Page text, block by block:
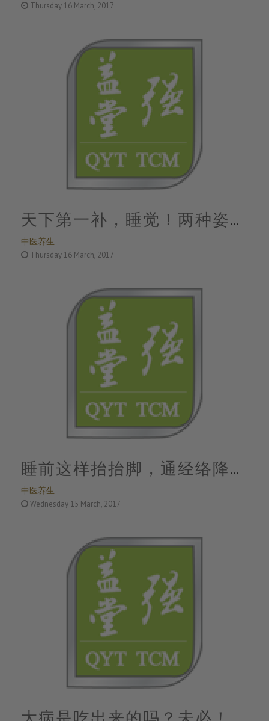
Thursday 16 March, 2017
中医养生
天下第一补，睡觉！两种姿势
竟能睡出奇效……万万没想
Thursday 16 March, 2017
中医养生
睡前这样抬抬脚，通经络降血
压，效果真的不一般
Wednesday 15 March, 2017